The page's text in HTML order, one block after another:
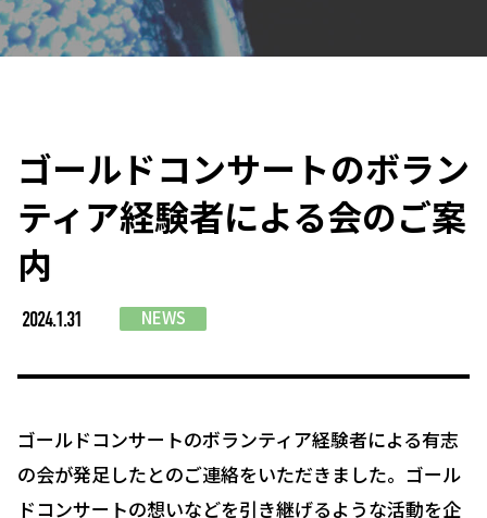
ゴールドコンサートのボラン
ティア経験者による会のご案
内
2024.1.31 NEWS
ゴールドコンサートのボランティア経験者による有志
の会が発足したとのご連絡をいただきました。ゴール
ドコンサートの想いなどを引き継げるような活動を企